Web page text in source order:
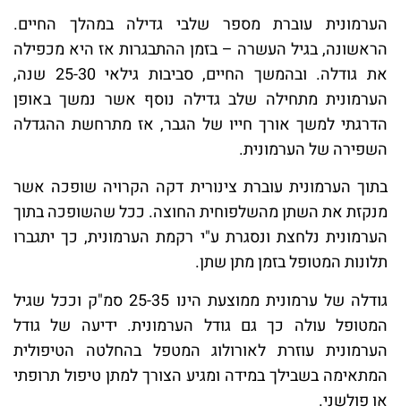
הערמונית עוברת מספר שלבי גדילה במהלך החיים.
הראשונה, בגיל העשרה – בזמן ההתבגרות אז היא מכפילה
את גודלה. ובהמשך החיים, סביבות גילאי 25-30 שנה,
הערמונית מתחילה שלב גדילה נוסף אשר נמשך באופן
הדרגתי למשך אורך חייו של הגבר, אז מתרחשת ההגדלה
השפירה של הערמונית.
בתוך הערמונית עוברת צינורית דקה הקרויה שופכה אשר
מנקזת את השתן מהשלפוחית החוצה. ככל שהשופכה בתוך
הערמונית נלחצת ונסגרת ע"י רקמת הערמונית, כך יתגברו
תלונות המטופל בזמן מתן שתן.
גודלה של ערמונית ממוצעת הינו 25-35 סמ"ק וככל שגיל
המטופל עולה כך גם גודל הערמונית. ידיעה של גודל
הערמונית עוזרת לאורולוג המטפל בהחלטה הטיפולית
המתאימה בשבילך במידה ומגיע הצורך למתן טיפול תרופתי
או פולשני.